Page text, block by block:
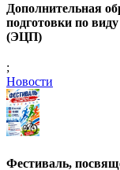
Дополнительная
подготовки по
(ЭЦП)
;
Новости
Фестиваль,